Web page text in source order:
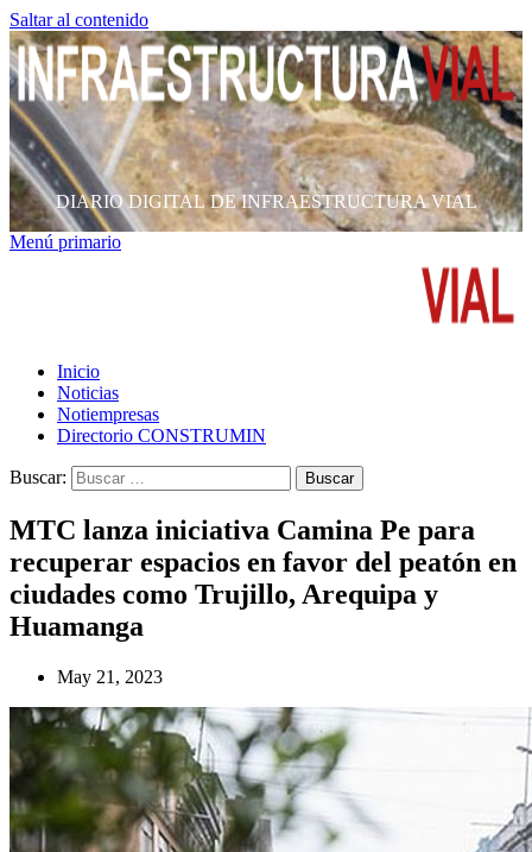
Saltar al contenido
DIARIO DIGITAL DE INFRAESTRUCTURA VIAL
Menú primario
Inicio
Noticias
Notiempresas
Directorio CONSTRUMIN
Buscar:
MTC lanza iniciativa Camina Pe para
recuperar espacios en favor del peatón en
ciudades como Trujillo, Arequipa y
Huamanga
May 21, 2023